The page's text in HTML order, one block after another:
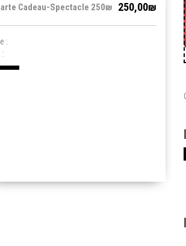
Cadeau-Spectacle 250₪ 250,00₪
:
: